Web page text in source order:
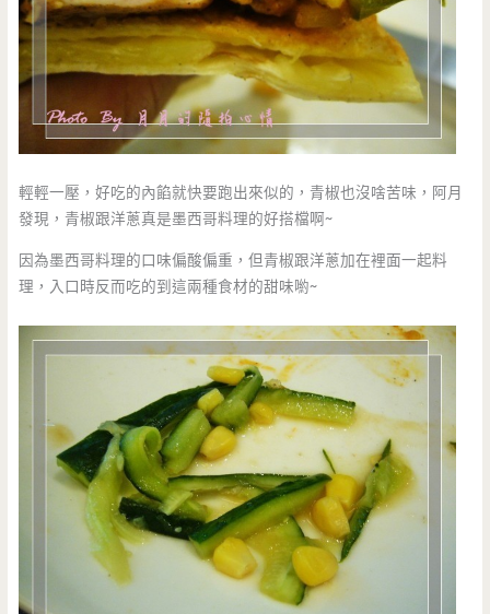
輕輕一壓，好吃的內餡就快要跑出來似的，青椒也沒啥苦味，阿月
發現，青椒跟洋蔥真是墨西哥料理的好搭檔啊~
因為墨西哥料理的口味偏酸偏重，但青椒跟洋蔥加在裡面一起料
理，入口時反而吃的到這兩種食材的甜味喲~